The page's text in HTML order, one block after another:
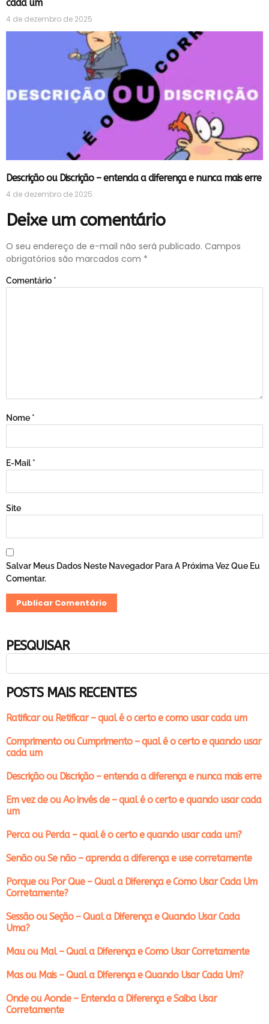
cada um
4 de dezembro de 2025
Descrição ou Discrição – entenda a diferença e nunca mais erre
4 de dezembro de 2025
Deixe um comentário
O seu endereço de e-mail não será publicado. Campos
obrigatórios são marcados com *
Comentário *
Nome *
E-Mail *
Site
Salvar Meus Dados Neste Navegador Para A Próxima Vez Que Eu
Comentar.
PESQUISAR
POSTS MAIS RECENTES
Ratificar ou Retificar – qual é o certo e como usar cada um
Comprimento ou Cumprimento – qual é o certo e quando usar
cada um
Descrição ou Discrição – entenda a diferença e nunca mais erre
Em vez de ou Ao invés de – qual é o certo e quando usar cada
um
Perca ou Perda – qual é o certo e quando usar cada um?
Senão ou Se não – aprenda a diferença e use corretamente
Porque ou Por Que – Qual a Diferença e Como Usar Cada Um
Corretamente?
Sessão ou Seção – Qual a Diferença e Quando Usar Cada
Uma?
Mau ou Mal – Qual a Diferença e Como Usar Corretamente
Mas ou Mais – Qual a Diferença e Quando Usar Cada Um?
Onde ou Aonde – Entenda a Diferença e Saiba Usar
Corretamente